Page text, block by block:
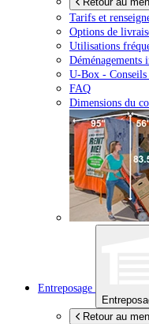
Tarifs et
Options de
Utilisations
Déménagements
U-Box -
FAQ
Dimensions du
Entreposage
Retour au